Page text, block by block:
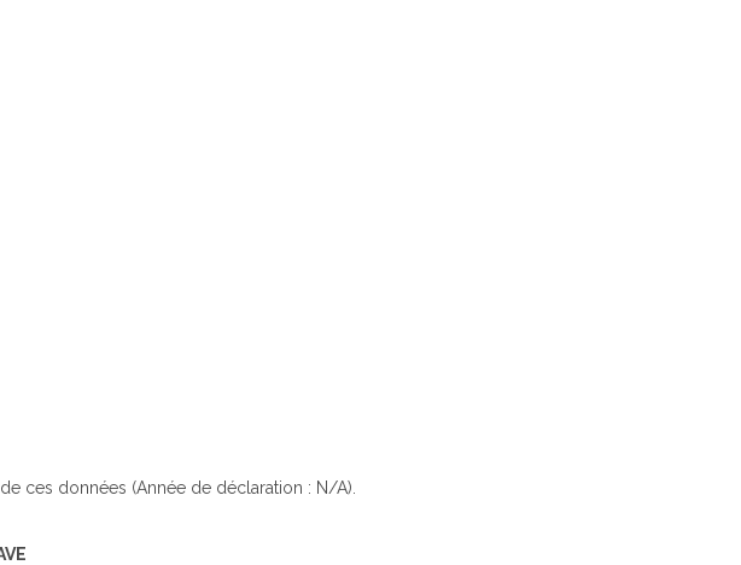
ces données (Année de déclaration : N/A).